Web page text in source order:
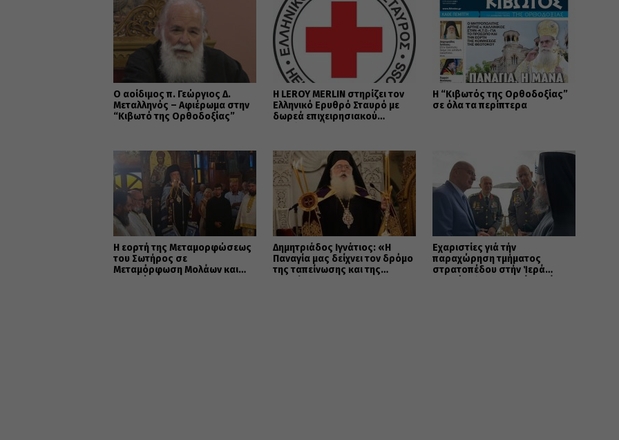
Ο αοίδιμος π. Γεώργιος Δ.
Μεταλληνός – Αφιέρωμα στην
“Κιβωτό της Ορθοδοξίας”
Η LEROY MERLIN στηρίζει τον
Ελληνικό Ερυθρό Σταυρό με
δωρεά επιχειρησιακού
καταστροφικών πυρκαγιών
Η “Κιβωτός της Ορθοδοξίας”
σε όλα τα περίπτερα
Η εορτή της Μεταμορφώσεως
του Σωτήρος σε
Μεταμόρφωση Μολάων και
Δημητριάδος Ιγνάτιος: «Η
Παναγία μας δείχνει τον δρόμο
της ταπείνωσης και της
Εὐχαριστίες γιά τήν
παραχώρηση τμήματος
στρατοπέδου στήν Ἱερά